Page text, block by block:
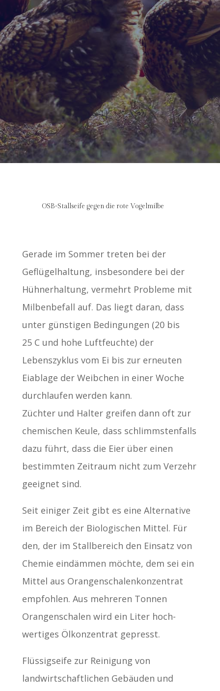
OSB-Stallseife gegen die rote Vogelmilbe
Gerade im Sommer treten bei der
Geflügelhaltung, insbesondere bei der
Hühnerhaltung, vermehrt Probleme mit
Milbenbefall auf. Das liegt daran, dass
unter günstigen Bedingungen (20 bis
25 C und hohe Luftfeuchte) der
Lebenszyklus vom Ei bis zur erneuten
Eiablage der Weibchen in einer Woche
durchlaufen werden kann.
Züchter und Halter greifen dann oft zur
chemischen Keule, dass schlimmstenfalls
dazu führt, dass die Eier über einen
bestimmten Zeitraum nicht zum Verzehr
geeignet sind.
Seit einiger Zeit gibt es eine Alternative
im Bereich der Biologischen Mittel. Für
den, der im Stallbereich den Einsatz von
Chemie eindämmen möchte, dem sei ein
Mittel aus Orangenschalenkonzentrat
empfohlen. Aus mehreren Tonnen
Orangenschalen wird ein Liter hoch-
wertiges Ölkonzentrat gepresst.
Flüssigseife zur Reinigung von
landwirtschaftlichen Gebäuden und